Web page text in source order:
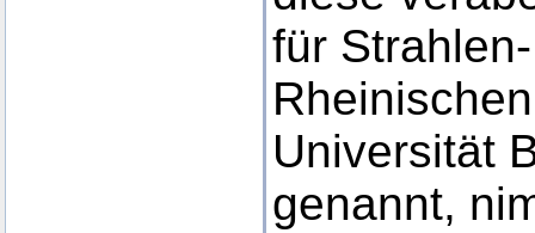
für
Universität
genannt,